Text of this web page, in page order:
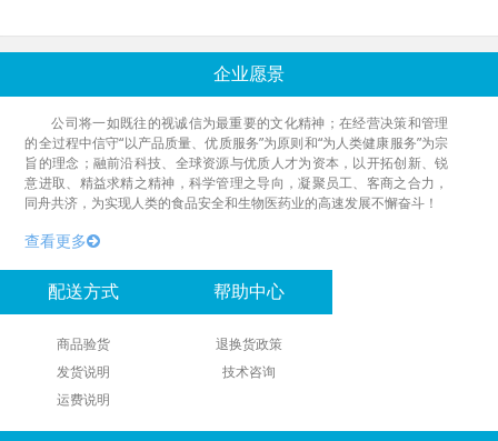
企业愿景
公司将一如既往的视诚信为最重要的文化精神；在经营决策和管理
的全过程中信守“以产品质量、优质服务”为原则和“为人类健康服务”为宗
旨的理念；融前沿科技、全球资源与优质人才为资本，以开拓创新、锐
意进取、精益求精之精神，科学管理之导向，凝聚员工、客商之合力，
同舟共济，为实现人类的食品安全和生物医药业的高速发展不懈奋斗！
查看更多
配送方式
商品验货
发货说明
运费说明
帮助中心
退换货政策
技术咨询